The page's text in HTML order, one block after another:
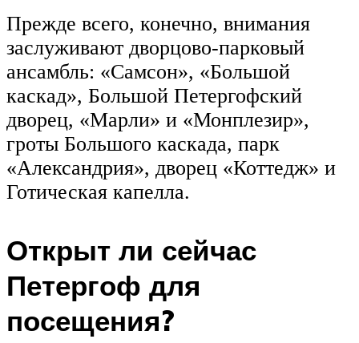
Прежде всего, конечно, внимания
заслуживают дворцово-парковый
ансамбль: «Самсон», «Большой
каскад», Большой Петергофский
дворец, «Марли» и «Монплезир»,
гроты Большого каскада, парк
«Александрия», дворец «Коттедж» и
Готическая капелла.
Открыт ли сейчас
Петергоф для
посещения?